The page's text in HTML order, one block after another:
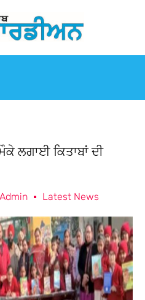
ਲਗਾਈ ਕਿਤਾਬਾਂ ਦੀ
Latest News